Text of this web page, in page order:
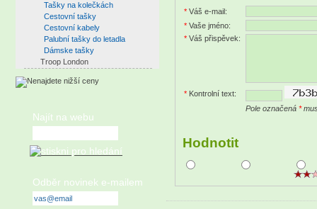
* Váš e-mail:
* Vaše jméno:
* Váš přispěvek:
* Kontrolní text:
Pole označená *
Hodnotit
Tašky na kolečkách
Cestovní tašky
Cestovní kabely
Palubní tašky do letadla
Dámske tašky
Troop London
Najít na webu
Odběr novinek e-mailem